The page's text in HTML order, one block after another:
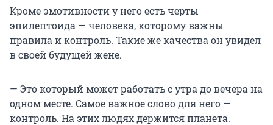
Кроме эмотивности у него есть черты
эпилептоида — человека, которому важны
правила и контроль. Такие же качества он увидел
в своей будущей жене.
— Это который может работать с утра до вечера на
одном месте. Самое важное слово для него —
контроль. На этих людях держится планета.